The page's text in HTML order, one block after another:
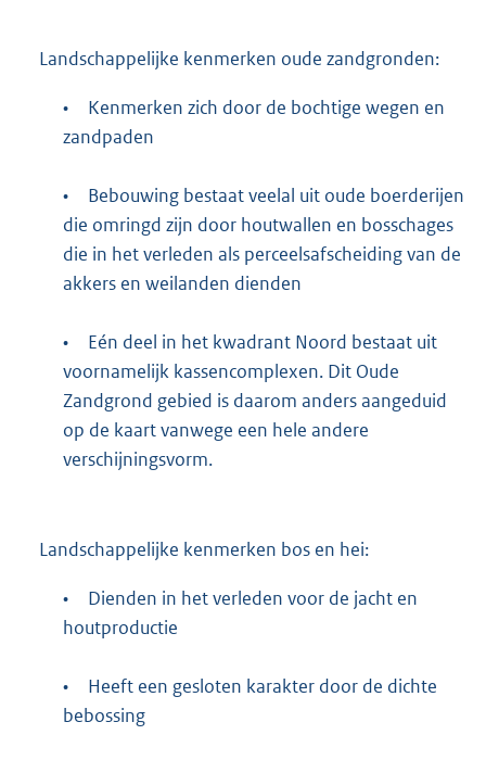
Landschappelijke kenmerken oude zandgronden:
•
Kenmerken zich door de bochtige wegen en
zandpaden
•
Bebouwing bestaat veelal uit oude boerderijen
die omringd zijn door houtwallen en bosschages
die in het verleden als perceelsafscheiding van de
akkers en weilanden dienden
•
Eén deel in het kwadrant Noord bestaat uit
voornamelijk kassencomplexen. Dit Oude
Zandgrond gebied is daarom anders aangeduid
op de kaart vanwege een hele andere
verschijningsvorm.
Landschappelijke kenmerken bos en hei:
•
Dienden in het verleden voor de jacht en
houtproductie
•
Heeft een gesloten karakter door de dichte
bebossing